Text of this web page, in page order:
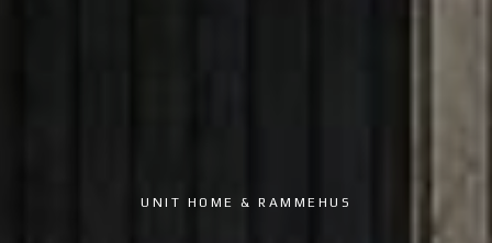
UNIT HOME & RAMMEHUS